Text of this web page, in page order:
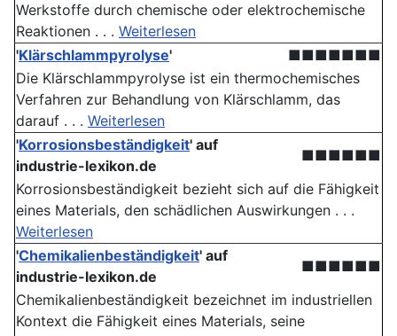
Werkstoffe durch chemische oder elektrochemische
Reaktionen . . . Weiterlesen
'Klärschlammpyrolyse'
■■■■■■■
Die Klärschlammpyrolyse ist ein thermochemisches
Verfahren zur Behandlung von Klärschlamm, das
darauf . . . Weiterlesen
'Korrosionsbeständigkeit' auf
industrie-lexikon.de
■■■■■■
Korrosionsbeständigkeit bezieht sich auf die Fähigkeit
eines Materials, den schädlichen Auswirkungen . . .
Weiterlesen
'Chemikalienbeständigkeit' auf
industrie-lexikon.de
■■■■■■
Chemikalienbeständigkeit bezeichnet im industriellen
Kontext die Fähigkeit eines Materials, seine